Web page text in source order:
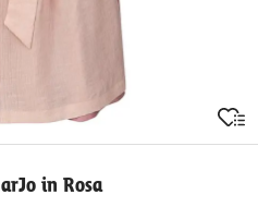
in Rosa